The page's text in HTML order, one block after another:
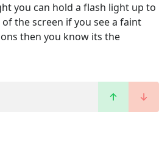
you can hold a flash light up to
the screen if you see a faint
then you know its the